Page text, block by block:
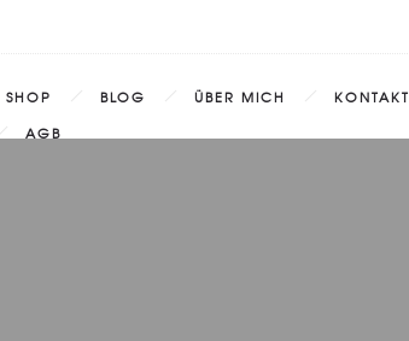
SHOP BLOG ÜBER MICH KONTAKT
AGB